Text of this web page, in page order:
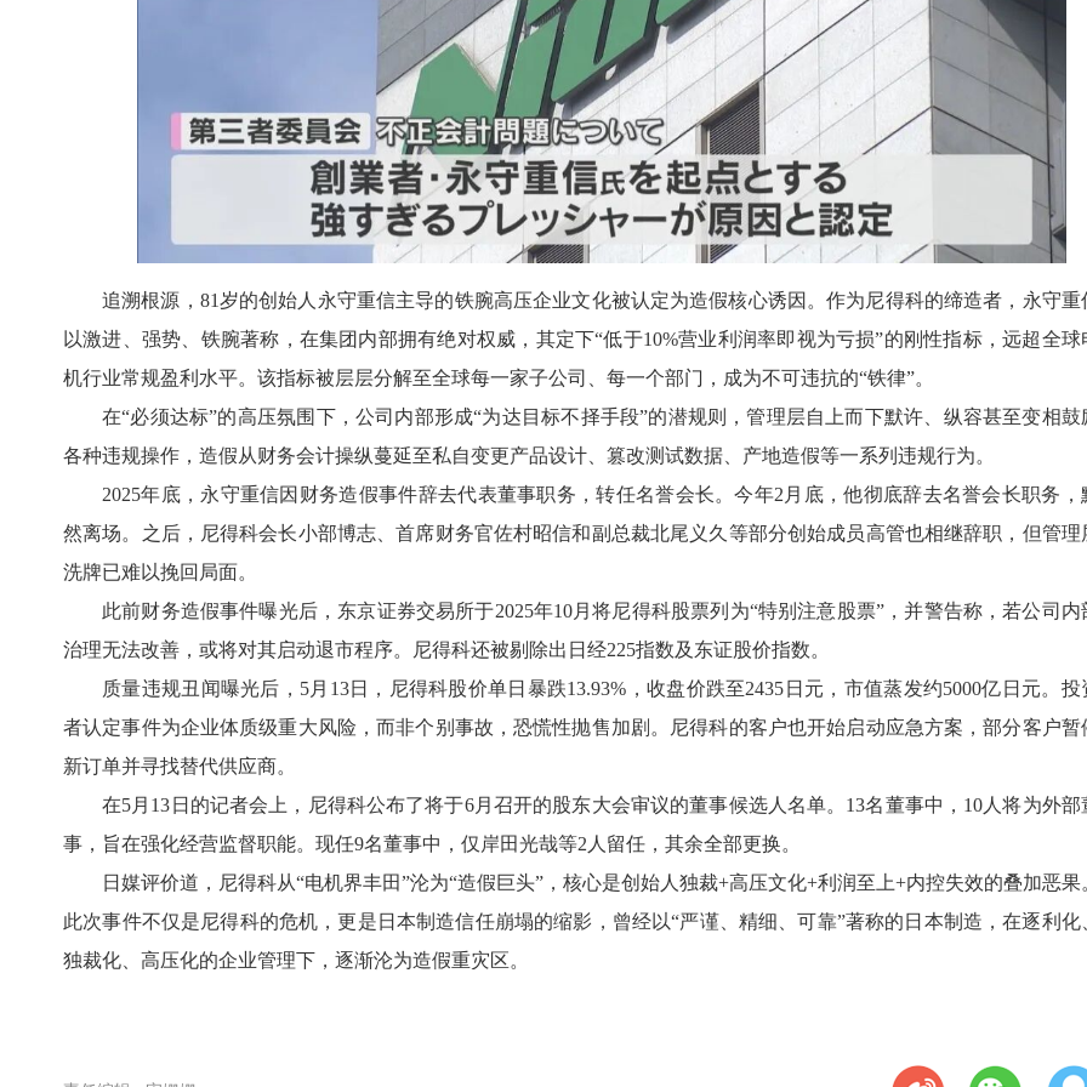
追溯根源，81岁的创始人永守重信主导的铁腕高压企业文化被认定为造假核心诱因。作为尼得科的缔造者，永守重
以激进、强势、铁腕著称，在集团内部拥有绝对权威，其定下“低于10%营业利润率即视为亏损”的刚性指标，远超全球
机行业常规盈利水平。该指标被层层分解至全球每一家子公司、每一个部门，成为不可违抗的“铁律”。
在“必须达标”的高压氛围下，公司内部形成“为达目标不择手段”的潜规则，管理层自上而下默许、纵容甚至变相鼓
各种违规操作，造假从财务会计操纵蔓延至私自变更产品设计、篡改测试数据、产地造假等一系列违规行为。
2025年底，永守重信因财务造假事件辞去代表董事职务，转任名誉会长。今年2月底，他彻底辞去名誉会长职务，
然离场。之后，尼得科会长小部博志、首席财务官佐村昭信和副总裁北尾义久等部分创始成员高管也相继辞职，但管理
洗牌已难以挽回局面。
此前财务造假事件曝光后，东京证券交易所于2025年10月将尼得科股票列为“特别注意股票”，并警告称，若公司内
治理无法改善，或将对其启动退市程序。尼得科还被剔除出日经225指数及东证股价指数。
质量违规丑闻曝光后，5月13日，尼得科股价单日暴跌13.93%，收盘价跌至2435日元，市值蒸发约5000亿日元。投
者认定事件为企业体质级重大风险，而非个别事故，恐慌性抛售加剧。尼得科的客户也开始启动应急方案，部分客户暂
新订单并寻找替代供应商。
在5月13日的记者会上，尼得科公布了将于6月召开的股东大会审议的董事候选人名单。13名董事中，10人将为外部
事，旨在强化经营监督职能。现任9名董事中，仅岸田光哉等2人留任，其余全部更换。
日媒评价道，尼得科从“电机界丰田”沦为“造假巨头”，核心是创始人独裁+高压文化+利润至上+内控失效的叠加恶果
此次事件不仅是尼得科的危机，更是日本制造信任崩塌的缩影，曾经以“严谨、精细、可靠”著称的日本制造，在逐利化
独裁化、高压化的企业管理下，逐渐沦为造假重灾区。